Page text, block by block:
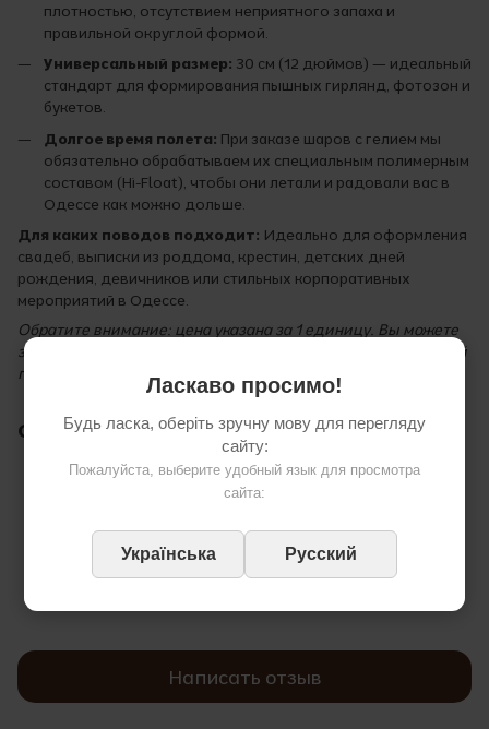
плотностью, отсутствием неприятного запаха и
правильной округлой формой.
Универсальный размер: 30 см (12 дюймов) — идеальный
стандарт для формирования пышных гирлянд, фотозон и
букетов.
Долгое время полета: При заказе шаров с гелием мы
обязательно обрабатываем их специальным полимерным
составом (Hi-Float), чтобы они летали и радовали вас в
Одессе как можно дольше.
Для каких поводов подходит: Идеально для оформления
свадеб, выписки из роддома, крестин, детских дней
рождения, девичников или стильных корпоративных
мероприятий в Одессе.
Обратите внимание: цена указана за 1 единицу. Вы можете
заказать шары с гелием/воздухом и оперативной доставкой
по Одессе.
Отзывы
Написать отзыв
Ласкаво просимо!
Будь ласка, оберіть зручну мову для перегляду
сайту:
Пожалуйста, выберите удобный язык для просмотра
сайта:
Українська Русский